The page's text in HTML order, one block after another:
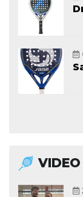
VIDEO